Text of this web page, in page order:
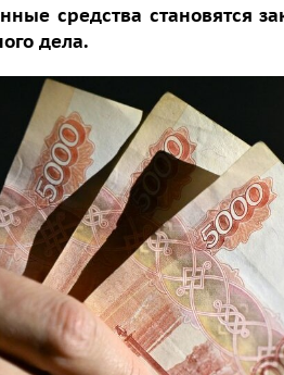
средства становятся
дела.